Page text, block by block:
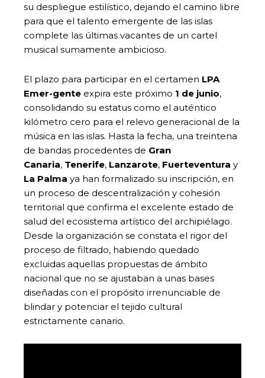
su despliegue estilístico, dejando el camino libre
para que el talento emergente de las islas
complete las últimas vacantes de un cartel
musical sumamente ambicioso.
El plazo para participar en el certamen LPA
Emer-gente expira este próximo 1 de junio,
consolidando su estatus como el auténtico
kilómetro cero para el relevo generacional de la
música en las islas. Hasta la fecha, una treintena
de bandas procedentes de Gran
Canaria, Tenerife, Lanzarote, Fuerteventura y
La Palma ya han formalizado su inscripción, en
un proceso de descentralización y cohesión
territorial que confirma el excelente estado de
salud del ecosistema artístico del archipiélago.
Desde la organización se constata el rigor del
proceso de filtrado, habiendo quedado
excluidas aquellas propuestas de ámbito
nacional que no se ajustaban a unas bases
diseñadas con el propósito irrenunciable de
blindar y potenciar el tejido cultural
estrictamente canario.